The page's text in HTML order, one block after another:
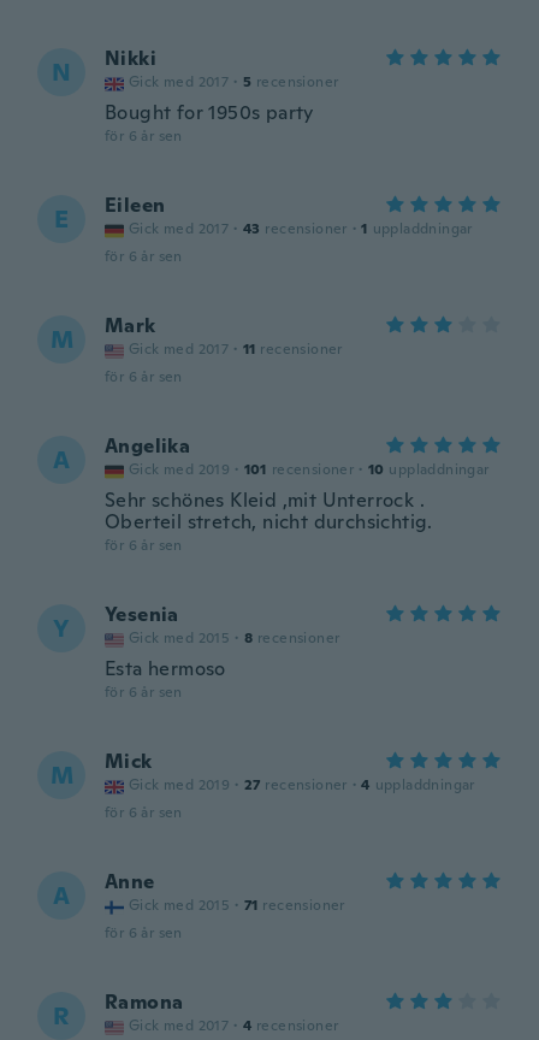
N Nikki
Gick med 2017 · 5 recensioner
Bought for 1950s party
för 6 år sen
E Eileen
Gick med 2017 · 43 recensioner · 1 uppladdningar
för 6 år sen
M Mark
Gick med 2017 · 11 recensioner
för 6 år sen
A Angelika
Gick med 2019 · 101 recensioner · 10 uppladdningar
Sehr schönes Kleid ,mit Unterrock .
Oberteil stretch, nicht durchsichtig.
för 6 år sen
Y Yesenia
Gick med 2015 · 8 recensioner
Esta hermoso
för 6 år sen
M Mick
Gick med 2019 · 27 recensioner · 4 uppladdningar
för 6 år sen
A Anne
Gick med 2015 · 71 recensioner
för 6 år sen
R Ramona
Gick med 2017 · 4 recensioner